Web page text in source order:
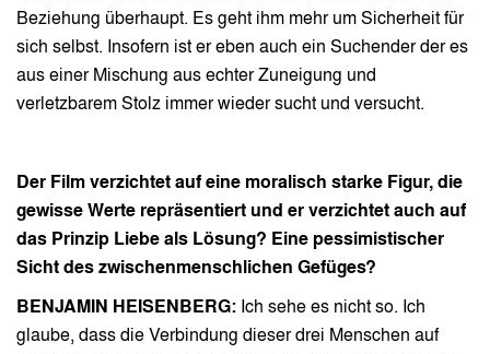
Beziehung überhaupt. Es geht ihm mehr um Sicherheit für
sich selbst. Insofern ist er eben auch ein Suchender der es
aus einer Mischung aus echter Zuneigung und
verletzbarem Stolz immer wieder sucht und versucht.
Der Film verzichtet auf eine moralisch starke Figur, die
gewisse Werte repräsentiert und er verzichtet auch auf
das Prinzip Liebe als Lösung? Eine pessimistischer
Sicht des zwischenmenschlichen Gefüges?
BENJAMIN HEISENBERG: Ich sehe es nicht so. Ich
glaube, dass die Verbindung dieser drei Menschen auf